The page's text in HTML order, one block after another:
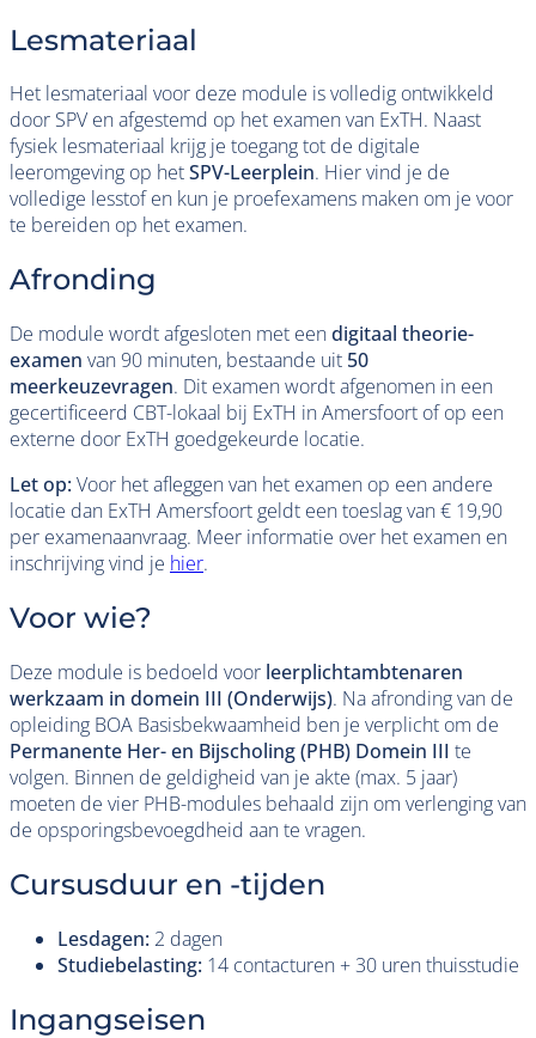
Lesmateriaal
Het lesmateriaal voor deze module is volledig ontwikkeld
door SPV en afgestemd op het examen van ExTH. Naast
fysiek lesmateriaal krijg je toegang tot de digitale
leeromgeving op hetSPV-Leerplein. Hier vind je de
volledige lesstof en kun je proefexamens maken om je voor
te bereiden op het examen.
Afronding
De module wordt afgesloten met eendigitaal theorie-
examen van 90 minuten, bestaande uit 50
meerkeuzevragen. Dit examen wordt afgenomen in een
gecertificeerd CBT-lokaal bij ExTH in Amersfoort of op een
externe door ExTH goedgekeurde locatie.
Let op:Voor het afleggen van het examen op een andere
locatie dan ExTH Amersfoort geldt een toeslag van € 19,90
per examenaanvraag. Meer informatie over het examen en
inschrijving vind je hier.
Voor wie?
Deze module is bedoeld voor leerplichtambtenaren
werkzaam in domein III (Onderwijs). Na afronding van de
opleiding BOA Basisbekwaamheid ben je verplicht om de
Permanente Her- en Bijscholing (PHB) Domein III te
volgen. Binnen de geldigheid van je akte (max. 5 jaar)
moeten de vier PHB-modules behaald zijn om verlenging van
de opsporingsbevoegdheid aan te vragen.
Cursusduur en -tijden
Lesdagen: 2 dagen
Studiebelasting: 14 contacturen + 30 uren thuisstudie
Ingangseisen